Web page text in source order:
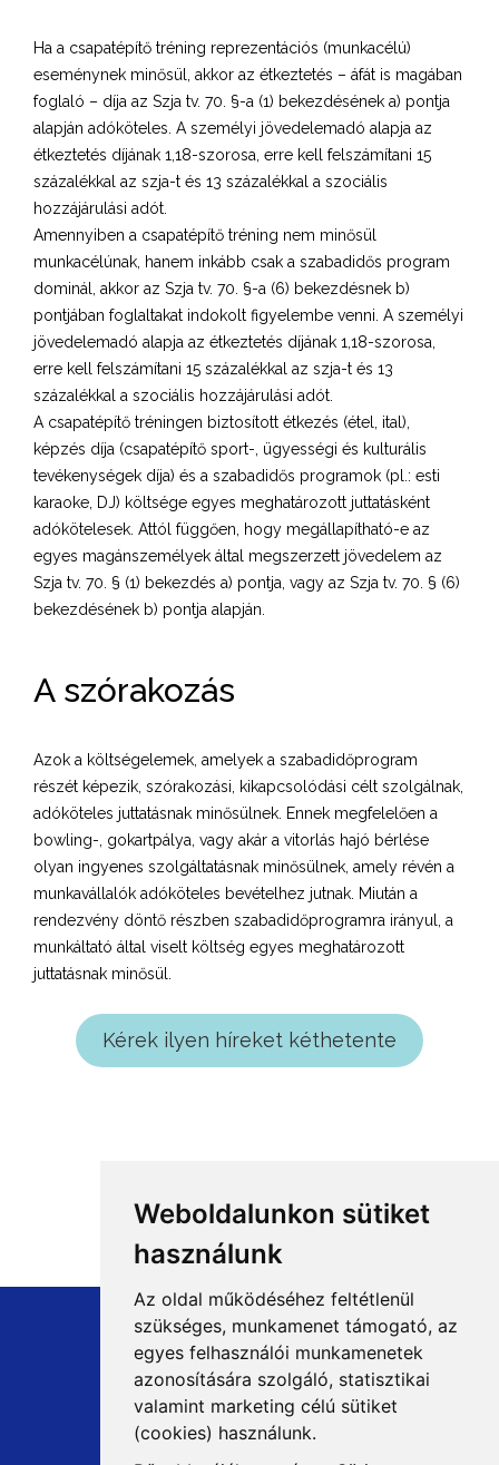
Weboldalunkon sütiket
használunk
Az oldal működéséhez feltétlenül
szükséges, munkamenet támogató, az
egyes felhasználói munkamenetek
azonosítására szolgáló, statisztikai
valamint marketing célú sütiket
(cookies) használunk.
Ha a csapatépítő tréning reprezentációs (munkacélú)
eseménynek minősül, akkor az étkeztetés – áfát is magában
foglaló – díja az Szja tv. 70. §-a (1) bekezdésének a) pontja
alapján adóköteles. A személyi jövedelemadó alapja az
étkeztetés díjának 1,18-szorosa, erre kell felszámítani 15
százalékkal az szja-t és 13 százalékkal a szociális
hozzájárulási adót.
Amennyiben a csapatépítő tréning nem minősül
munkacélúnak, hanem inkább csak a szabadidős program
dominál, akkor az Szja tv. 70. §-a (6) bekezdésnek b)
pontjában foglaltakat indokolt figyelembe venni. A személyi
jövedelemadó alapja az étkeztetés díjának 1,18-szorosa,
erre kell felszámítani 15 százalékkal az szja-t és 13
százalékkal a szociális hozzájárulási adót.
A csapatépítő tréningen biztosított étkezés (étel, ital),
képzés díja (csapatépítő sport-, ügyességi és kulturális
tevékenységek díja) és a szabadidős programok (pl.: esti
karaoke, DJ) költsége egyes meghatározott juttatásként
adókötelesek. Attól függően, hogy megállapítható-e az
egyes magánszemélyek által megszerzett jövedelem az
Szja tv. 70. § (1) bekezdés a) pontja, vagy az Szja tv. 70. § (6)
bekezdésének b) pontja alapján.
A szórakozás
Azok a költségelemek, amelyek a szabadidőprogram
részét képezik, szórakozási, kikapcsolódási célt szolgálnak,
adóköteles juttatásnak minősülnek. Ennek megfelelően a
bowling-, gokartpálya, vagy akár a vitorlás hajó bérlése
olyan ingyenes szolgáltatásnak minősülnek, amely révén a
munkavállalók adóköteles bevételhez jutnak. Miután a
rendezvény döntő részben szabadidőprogramra irányul, a
munkáltató által viselt költség egyes meghatározott
juttatásnak minősül.
Kérek ilyen híreket kéthetente
+36 1 8807600
info@mprx.hu